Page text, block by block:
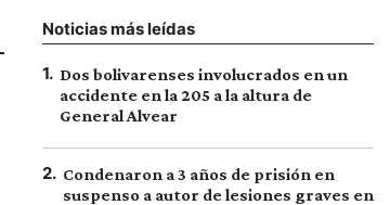
Noticias más leídas
1. Dos bolivarenses involucrados en un
accidente en la 205 a la altura de
General Alvear
2. Condenaron a 3 años de prisión en
suspenso a autor de lesiones graves en